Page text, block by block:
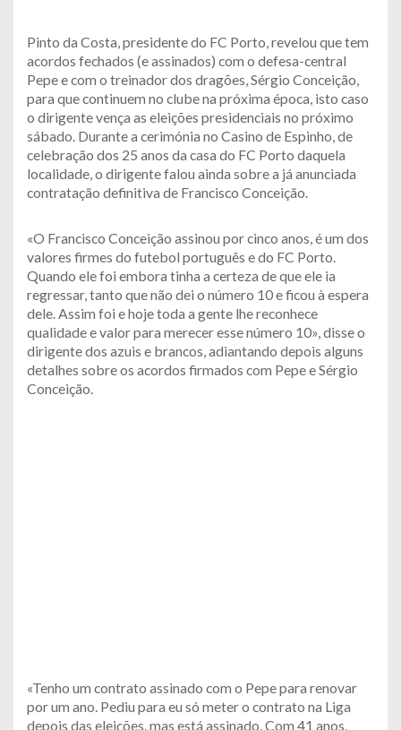
Pinto da Costa, presidente do FC Porto, revelou que tem
acordos fechados (e assinados) com o defesa-central
Pepe e com o treinador dos dragões, Sérgio Conceição,
para que continuem no clube na próxima época, isto caso
o dirigente vença as eleições presidenciais no próximo
sábado. Durante a cerimónia no Casino de Espinho, de
celebração dos 25 anos da casa do FC Porto daquela
localidade, o dirigente falou ainda sobre a já anunciada
contratação definitiva de Francisco Conceição.
«O Francisco Conceição assinou por cinco anos, é um dos
valores firmes do futebol português e do FC Porto.
Quando ele foi embora tinha a certeza de que ele ia
regressar, tanto que não dei o número 10 e ficou à espera
dele. Assim foi e hoje toda a gente lhe reconhece
qualidade e valor para merecer esse número 10», disse o
dirigente dos azuis e brancos, adiantando depois alguns
detalhes sobre os acordos firmados com Pepe e Sérgio
Conceição.
«Tenho um contrato assinado com o Pepe para renovar
por um ano. Pediu para eu só meter o contrato na Liga
depois das eleições, mas está assinado. Com 41 anos,